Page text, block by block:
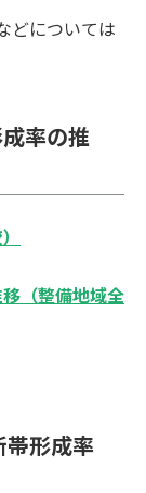
どについては
率の推
（整備地域全
形成率